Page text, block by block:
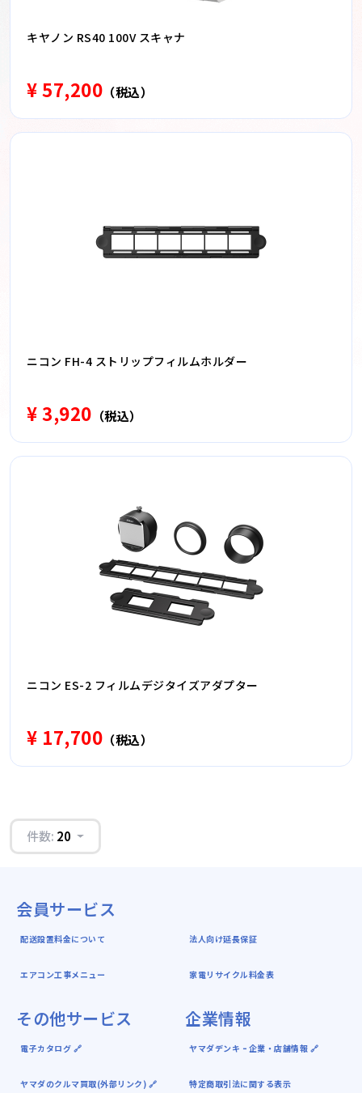
キヤノン RS40 100V スキャナ
¥ 57,200 （税込）
ニコン FH-4 ストリップフィルムホルダー
¥ 3,920 （税込）
ニコン ES-2 フィルムデジタイズアダプター
¥ 17,700 （税込）
件数: 20
会員サービス
配送設置料金について
エアコン工事メニュー
法人向け延長保証
家電リサイクル料金表
その他サービス
電子カタログ 🔗
ヤマダのクルマ買取(外部リンク) 🔗
企業情報
ヤマダデンキ ｰ 企業・店舗情報 🔗
特定商取引法に関する表示